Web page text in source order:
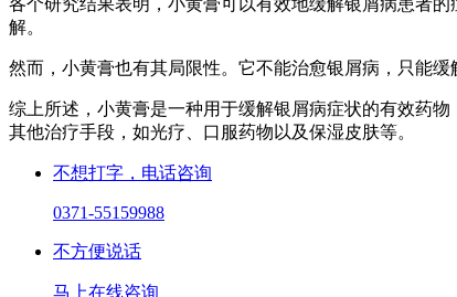
各个研究结果表明，小黄膏可以有效地缓解银屑病患者
解。
然而，小黄膏也有其局限性。它不能治愈银屑病，只能
综上所述，小黄膏是一种用于缓解银屑病症状的有效药
其他治疗手段，如光疗、口服药物以及保湿皮肤等。
不想打字，电话咨询
0371-55159988
不方便说话
马上在线咨询